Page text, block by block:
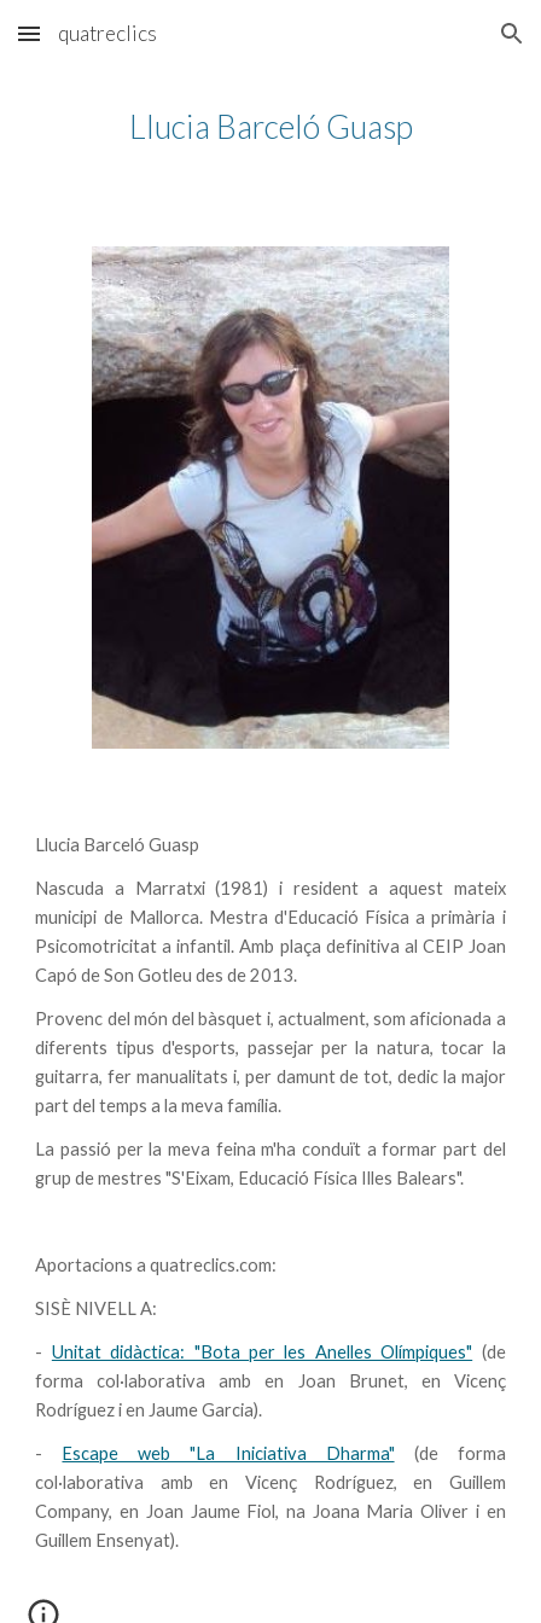
Skip to main content Skip to navigation
quatreclics
Llucia Barceló Guasp
Llucia Barceló Guasp
Nascuda a Marratxi (1981) i resident a aquest mateix
municipi de Mallorca. Mestra d'Educació Física a primària i
Psicomotricitat a infantil. Amb plaça definitiva al CEIP Joan
Capó de Son Gotleu des de 2013.
Provenc del món del bàsquet i, actualment, som aficionada a
diferents tipus d'esports, passejar per la natura, tocar la
guitarra, fer manualitats i, per damunt de tot, dedic la major
part del temps a la meva família.
La passió per la meva feina m'ha conduït a formar part del
grup de mestres "S'Eixam, Educació Física Illes Balears".
Aportacions a quatreclics.com:
SISÈ NIVELL A:
- Unitat didàctica: "Bota per les Anelles Olímpiques" (de
forma col·laborativa amb en
Joan Brunet, en Vicenç
Rodríguezi en Jaume Garcia).
- Escape web "La Iniciativa Dharma" (de forma
col·laborativa amb en Vicenç Rodríguez, en Guillem
Company, en Joan Jaume Fiol, na Joana Maria Oliver i en
Guillem Ensenyat).